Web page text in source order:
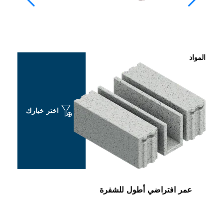
عمر افتراضي أطول للشفرة
المواد
اختر خيارك